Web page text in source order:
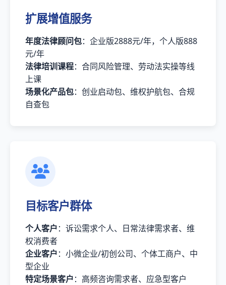
扩展增值服务
年度法律顾问包：企业版2888元/年，个人版888
元/年
法律培训课程：合同风险管理、劳动法实操等线
上课
场景化产品包：创业启动包、维权护航包、合规
自查包
目标客户群体
个人客户：诉讼需求个人、日常法律需求者、维
权消费者
企业客户：小微企业/初创公司、个体工商户、中
型企业
特定场景客户：高频咨询需求者、应急型客户